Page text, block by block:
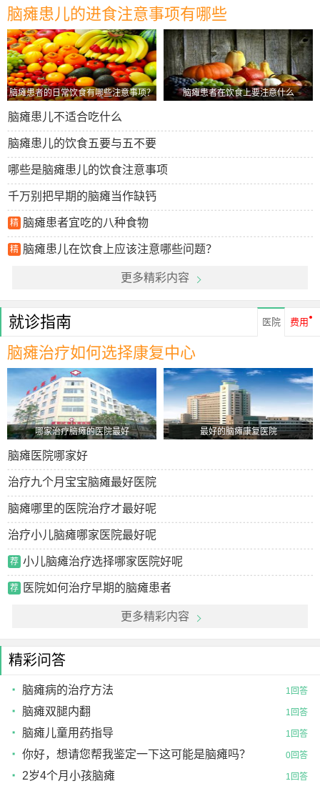
脑瘫患儿的进食注意事项有哪些
脑瘫患者的日常饮食有哪些注意事项？ 脑瘫患者在饮食上要注意什么
脑瘫患儿不适合吃什么
脑瘫患儿的饮食五要与五不要
哪些是脑瘫患儿的饮食注意事项
千万别把早期的脑瘫当作缺钙
精 脑瘫患者宜吃的八种食物
精 脑瘫患儿在饮食上应该注意哪些问题？
更多精彩内容
就诊指南 医院 费用
脑瘫治疗如何选择康复中心
哪家治疗脑瘫的医院最好 最好的脑瘫康复医院
脑瘫医院哪家好
治疗九个月宝宝脑瘫最好医院
脑瘫哪里的医院治疗才最好呢
治疗小儿脑瘫哪家医院最好呢
荐 小儿脑瘫治疗选择哪家医院好呢
荐 医院如何治疗早期的脑瘫患者
更多精彩内容
精彩问答
脑瘫病的治疗方法 1回答
脑瘫双腿内翻 1回答
脑瘫儿童用药指导 1回答
你好，想请您帮我鉴定一下这可能是脑瘫吗？ 0回答
2岁4个月小孩脑瘫 1回答